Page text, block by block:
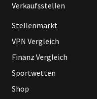
Verkaufsstellen
Stellenmarkt
VPN Vergleich
Finanz Vergleich
Sportwetten
Shop